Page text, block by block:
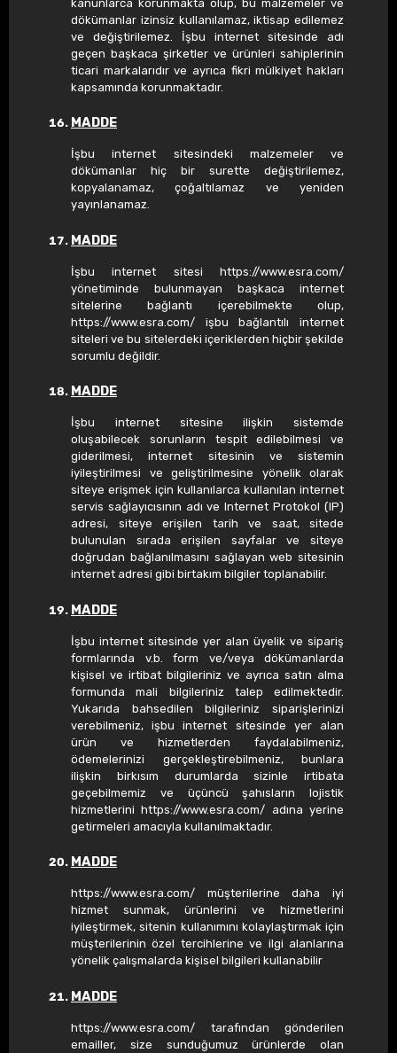
kanunlarca korunmakta olup, bu malzemeler ve
dökümanlar izinsiz kullanılamaz, iktisap edilemez
ve değiştirilemez. İşbu internet sitesinde adı
geçen başkaca şirketler ve ürünleri sahiplerinin
ticari markalarıdır ve ayrıca fikri mülkiyet hakları
kapsamında korunmaktadır.
MADDE
İşbu internet sitesindeki malzemeler ve
dökümanlar hiç bir surette değiştirilemez,
kopyalanamaz, çoğaltılamaz ve yeniden
yayınlanamaz.
MADDE
İşbu internet sitesi https://www.esra.com/
yönetiminde bulunmayan başkaca internet
sitelerine bağlantı içerebilmekte olup,
https://www.esra.com/ işbu bağlantılı internet
siteleri ve bu sitelerdeki içeriklerden hiçbir şekilde
sorumlu değildir.
MADDE
İşbu internet sitesine ilişkin sistemde
oluşabilecek sorunların tespit edilebilmesi ve
giderilmesi, internet sitesinin ve sistemin
iyileştirilmesi ve geliştirilmesine yönelik olarak
siteye erişmek için kullanılarca kullanılan internet
servis sağlayıcısının adı ve Internet Protokol (IP)
adresi, siteye erişilen tarih ve saat, sitede
bulunulan sırada erişilen sayfalar ve siteye
doğrudan bağlanılmasını sağlayan web sitesinin
internet adresi gibi birtakım bilgiler toplanabilir.
MADDE
İşbu internet sitesinde yer alan üyelik ve sipariş
formlarında v.b. form ve/veya dökümanlarda
kişisel ve irtibat bilgileriniz ve ayrıca satın alma
formunda mali bilgileriniz talep edilmektedir.
Yukarıda bahsedilen bilgileriniz siparişlerinizi
verebilmeniz, işbu internet sitesinde yer alan
ürün ve hizmetlerden faydalabilmeniz,
ödemelerinizi gerçekleştirebilmeniz, bunlara
ilişkin birkısım durumlarda sizinle irtibata
geçebilmemiz ve üçüncü şahısların lojistik
hizmetlerini https://www.esra.com/ adına yerine
getirmeleri amacıyla kullanılmaktadır.
MADDE
https://www.esra.com/ müşterilerine daha iyi
hizmet sunmak, ürünlerini ve hizmetlerini
iyileştirmek, sitenin kullanımını kolaylaştırmak için
müşterilerinin özel tercihlerine ve ilgi alanlarına
yönelik çalışmalarda kişisel bilgileri kullanabilir
MADDE
https://www.esra.com/ tarafından gönderilen
emailler, size sunduğumuz ürünlerde olan